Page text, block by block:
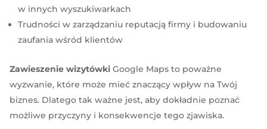
w innych wyszukiwarkach
Trudności w zarządzaniu reputacją firmy i budowaniu
zaufania wśród klientów
Zawieszenie wizytówki Google Maps to poważne
wyzwanie, które może mieć znaczący wpływ na Twój
biznes. Dlatego tak ważne jest, aby dokładnie poznać
możliwe przyczyny i konsekwencje tego zjawiska.